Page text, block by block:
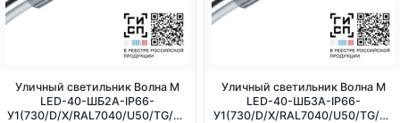
Уличный светильник Волна M
LED-40-ШБ2А-IP66-
У1(730/D/X/RAL7040/U50/TG/PR
Уличный светильник Волна M
LED-40-ШБ3А-IP66-
У1(730/D/X/RAL7040/U50/TG/PR